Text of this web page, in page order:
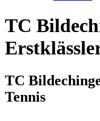
TC
TC
Tennis